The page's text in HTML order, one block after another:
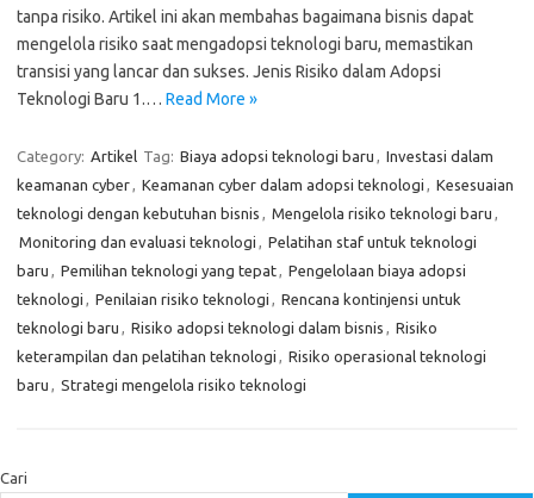
tanpa risiko. Artikel ini akan membahas bagaimana bisnis dapat
mengelola risiko saat mengadopsi teknologi baru, memastikan
transisi yang lancar dan sukses. Jenis Risiko dalam Adopsi
Teknologi Baru 1.… Read More »
Category: Artikel Tag: Biaya adopsi teknologi baru , Investasi dalam
keamanan cyber, Keamanan cyber dalam adopsi teknologi , Kesesuaian
teknologi dengan kebutuhan bisnis , Mengelola risiko teknologi baru ,
Monitoring dan evaluasi teknologi , Pelatihan staf untuk teknologi
baru , Pemilihan teknologi yang tepat, Pengelolaan biaya adopsi
teknologi , Penilaian risiko teknologi , Rencana kontinjensi untuk
teknologi baru , Risiko adopsi teknologi dalam bisnis , Risiko
keterampilan dan pelatihan teknologi , Risiko operasional teknologi
baru , Strategi mengelola risiko teknologi
Cari